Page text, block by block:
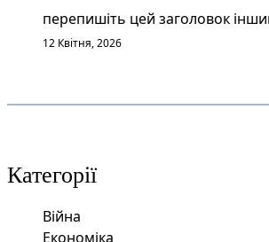
перепишіть цей заголовок
12 Квітня, 2026
Категорії
Війна
Економіка